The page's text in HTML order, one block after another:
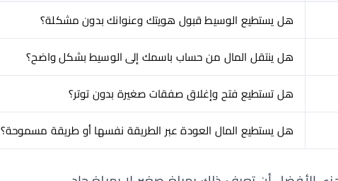
هل يستطيع الوسيط قبول هويتك وعنوانك بدون مشكلة؟
هل ينتقل المال من حساب باسمك إلى الوسيط بشكل واضح؟
هل تستطيع فتح وإغلاق صفقات صغيرة بدون توتر؟
هل يستطيع المال العودة عبر الطريقة نفسها أو طريقة مسموحة؟